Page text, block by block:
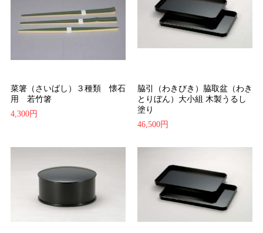
菜箸（さいばし）３種類 懐石
用 若竹箸
4,300円
脇引（わきびき）脇取盆（わき
とりぼん）大小組 木製うるし
塗り
46,500円